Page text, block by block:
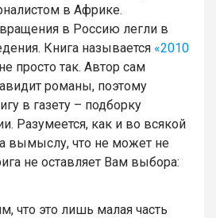
в Африке.
в Россию легли в
Книга называется «2010
не просто так. Автор сам
романы, поэтому
в газету – подборку
Разумеется, как и во всякой
вымыслу, что не может не
не оставляет Вам выбора:
что это лишь малая часть